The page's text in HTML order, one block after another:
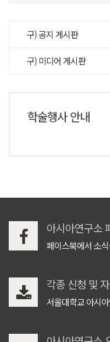
구) 공지 게시판
구) 미디어 게시판
학술행사 안내
아시아연구소
페이스북에서 소
각종 신청 및
서울대학교 아시